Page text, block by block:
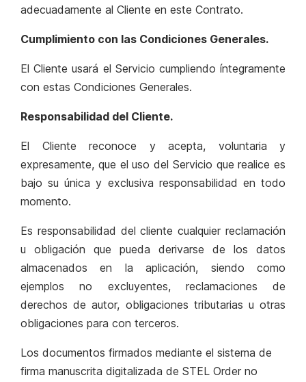
adecuadamente al Cliente en este Contrato.
Cumplimiento con las Condiciones Generales.
El Cliente usará el Servicio cumpliendo íntegramente
con estas Condiciones Generales.
Responsabilidad del Cliente.
El Cliente reconoce y acepta, voluntaria y
expresamente, que el uso del Servicio que realice es
bajo su única y exclusiva responsabilidad en todo
momento.
Es responsabilidad del cliente cualquier reclamación
u obligación que pueda derivarse de los datos
almacenados en la aplicación, siendo como
ejemplos no excluyentes, reclamaciones de
derechos de autor, obligaciones tributarias u otras
obligaciones para con terceros.
Los documentos firmados mediante el sistema de
firma manuscrita digitalizada de STEL Order no